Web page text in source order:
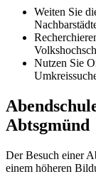
Weiten Sie
Nutzen Sie
Abtsgmünd
Der Besuch einer
einem höheren